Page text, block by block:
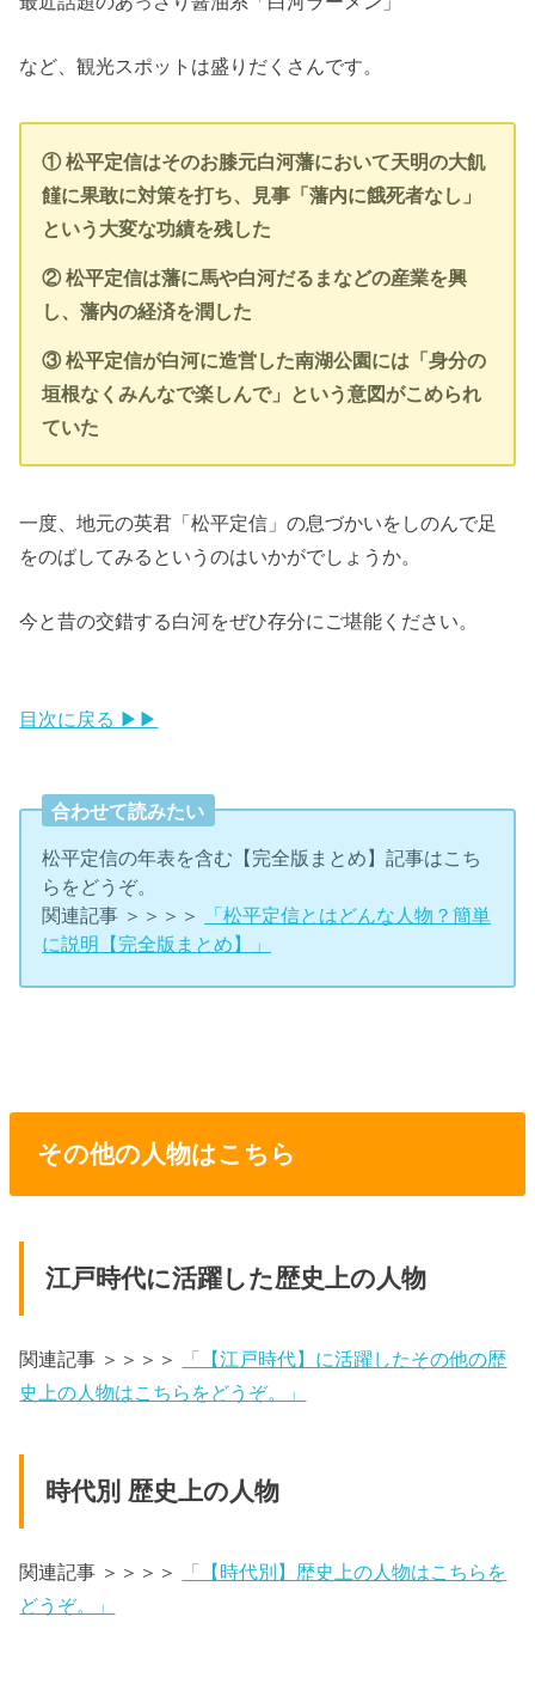
など、観光スポットは盛りだくさんです。
① 松平定信はそのお膝元白河藩において天明の大飢
饉に果敢に対策を打ち、見事「藩内に餓死者なし」
という大変な功績を残した
② 松平定信は藩に馬や白河だるまなどの産業を興
し、藩内の経済を潤した
③ 松平定信が白河に造営した南湖公園には「身分の
垣根なくみんなで楽しんで」という意図がこめられ
ていた
一度、地元の英君「松平定信」の息づかいをしのんで足
をのばしてみるというのはいかがでしょうか。
今と昔の交錯する白河をぜひ存分にご堪能ください。
目次に戻る ▶▶
合わせて読みたい
松平定信の年表を含む【完全版まとめ】記事はこち
らをどうぞ。
関連記事 ＞＞＞＞
「松平定信とはどんな人物？簡単
に説明【完全版まとめ】」
その他の人物はこちら
江戸時代に活躍した歴史上の人物
関連記事 ＞＞＞＞
「【江戸時代】に活躍したその他の歴
史上の人物はこちらをどうぞ。」
時代別 歴史上の人物
関連記事 ＞＞＞＞
「【時代別】歴史上の人物はこちらを
どうぞ。」